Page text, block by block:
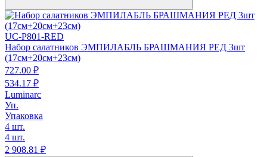
UC-P801-RED
Набор салатников ЭМПИЛАБЛЬ БРАШМАНИЯ РЕД 3шт
(17см+20см+23см)
727.00 ₽
534.17 ₽
Luminarc
Уп.
Упаковка
4 шт.
4 шт.
2 908.81 ₽